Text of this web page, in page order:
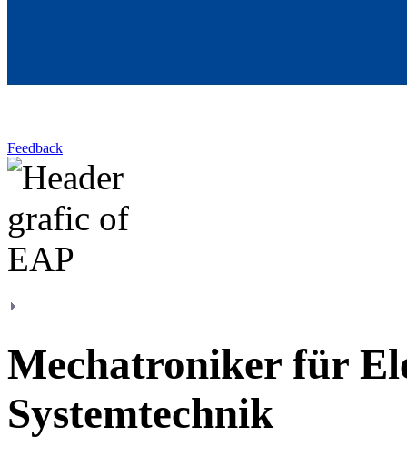
Feedback
Mechatroniker für
Systemtechnik